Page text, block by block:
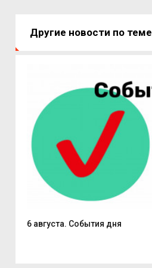
Другие новости по теме
6 августа. События дня